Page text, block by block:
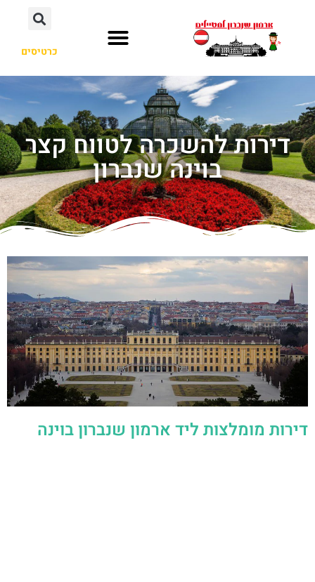
כרטיסים
דירות להשכרה לטווח קצר
בוינה שנברון
דירות מומלצות ליד ארמון שנברון בוינה